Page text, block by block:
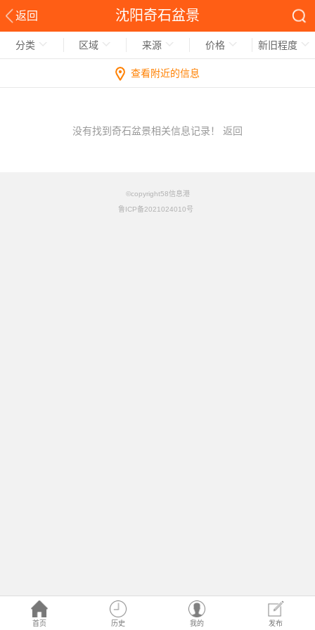
返回 沈阳奇石盆景
首页 历史 我的 发布
分类 区域 来源 价格 新旧程度
查看附近的信息
没有找到奇石盆景相关信息记录！ 返回
©copyright58信息港
鲁ICP备2021024010号